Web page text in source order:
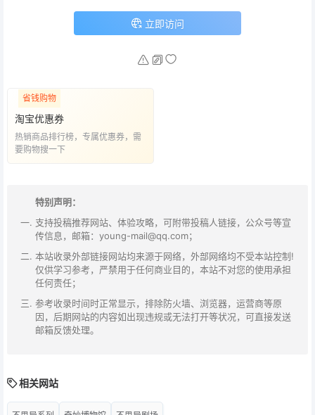
立即访问
省钱购物
淘宝优惠券
热销商品排行榜，专属优惠券，需
要购物搜一下
特别声明：
支持投稿推荐网站、体验攻略，可附带投稿人链接，公众号等宣
传信息，邮箱：young-mail@qq.com；
本站收录外部链接网站均来源于网络，外部网络均不受本站控制!
仅供学习参考，严禁用于任何商业目的，本站不对您的使用承担
任何责任；
参考收录时间时正常显示，排除防火墙、浏览器，运营商等原
因，后期网站的内容如出现违规或无法打开等状况，可直接发送
邮箱反馈处理。
相关网站